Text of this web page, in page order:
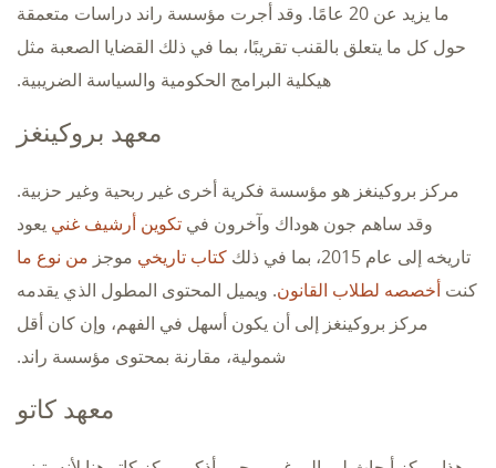
ما يزيد عن 20 عامًا. وقد أجرت مؤسسة راند دراسات متعمقة
حول كل ما يتعلق بالقنب تقريبًا، بما في ذلك القضايا الصعبة مثل
هيكلية البرامج الحكومية والسياسة الضريبية.
معهد بروكينغز
مركز بروكينغز هو مؤسسة فكرية أخرى غير ربحية وغير حزبية.
وقد ساهم جون هوداك وآخرون في تكوين أرشيف غني يعود
تاريخه إلى عام 2015، بما في ذلك
كتاب تاريخي موجز من نوع ما
كنت أخصصه لطلاب القانون. ويميل المحتوى المطول الذي يقدمه
مركز بروكينغز إلى أن يكون أسهل في الفهم، وإن كان أقل
شمولية، مقارنة بمحتوى مؤسسة راند.
معهد كاتو